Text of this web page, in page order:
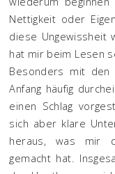
Nettigkeit oder
diese Ungewissheit
hat mir beim Lesen
Besonders mit den
Anfang häufig
einen Schlag
sich aber klare
heraus, was mir
gemacht hat.